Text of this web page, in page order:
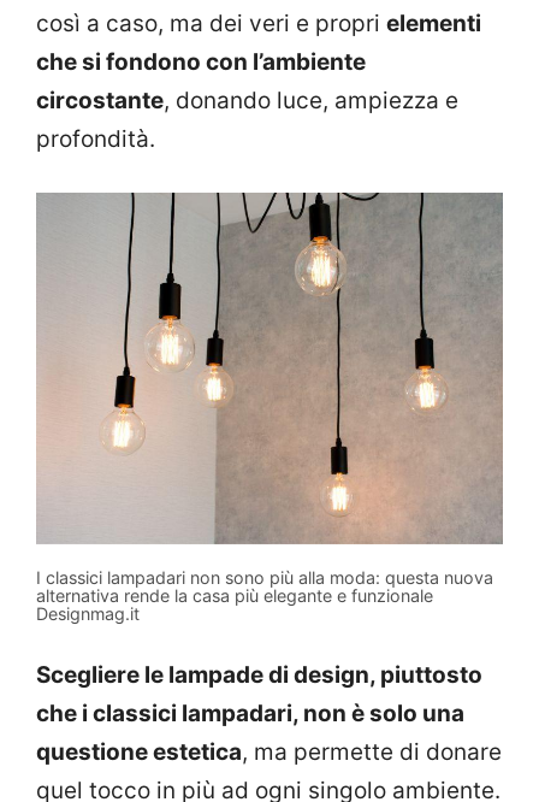
così a caso, ma dei veri e propri elementi
che si fondono con l’ambiente
circostante, donando luce, ampiezza e
profondità.
I classici lampadari non sono più alla moda: questa nuova
alternativa rende la casa più elegante e funzionale
Designmag.it
Scegliere le lampade di design, piuttosto
che i classici lampadari, non è solo una
questione estetica, ma permette di donare
quel tocco in più ad ogni singolo ambiente.